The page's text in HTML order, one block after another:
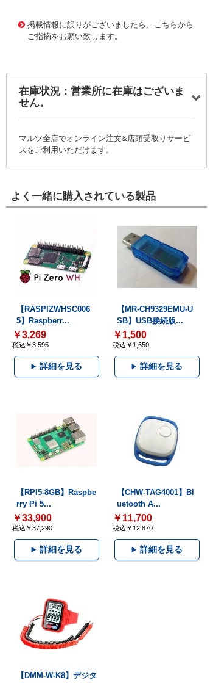
掲載情報に誤りがございましたら、こちらから
ご指摘をお願い致します。
在庫状況：営業所に在庫はございま
せん。
マルツ全店でオンライン注文&店頭受取りサービ
スをご利用いただけます。
よく一緒に購入されている製品
【RASPIZWHSC006
5】Raspberr...
￥3,269
税込￥3,595
詳細を見る
【MR-CH9329EMU-U
SB】USB接続版...
￥1,500
税込￥1,650
詳細を見る
【RPI5-8GB】Raspbe
rry Pi 5...
￥33,900
税込￥37,290
詳細を見る
【CHW-TAG4001】Bl
uetooth A...
￥11,700
税込￥12,870
詳細を見る
【DMM-W-K8】デジタ